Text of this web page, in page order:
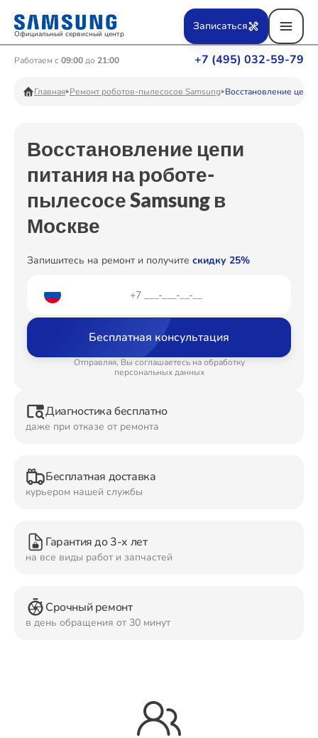
Официальный сервисный центр
+7 (495) 032-59-79
Работаем с 09:00до 21:00
Записаться
Главная Ремонт роботов-пылесосов Samsung Восстановление цепи
Восстановление цепи
питания на роботе-
пылесосе Samsung в
Москве
Запишитесь на ремонт и получите скидку 25%
Бесплатная консультация
Отправляя, Вы соглашаетесь на обработку
персональных данных
Диагностика бесплатно
даже при отказе от ремонта
Бесплатная доставка
курьером нашей службы
Гарантия до 3-х лет
на все виды работ и запчастей
Срочный ремонт
в день обращения от 30 минут
Ремонт Вертикальных пылесосов
Ремонт Телевизоров
Ремонт Пылесосов
Ремонт Планшетов
Ремонт Видеокамер
Ремонт Мониторов
Ремонт Домашних кинотеатров
Ремонт Наушников